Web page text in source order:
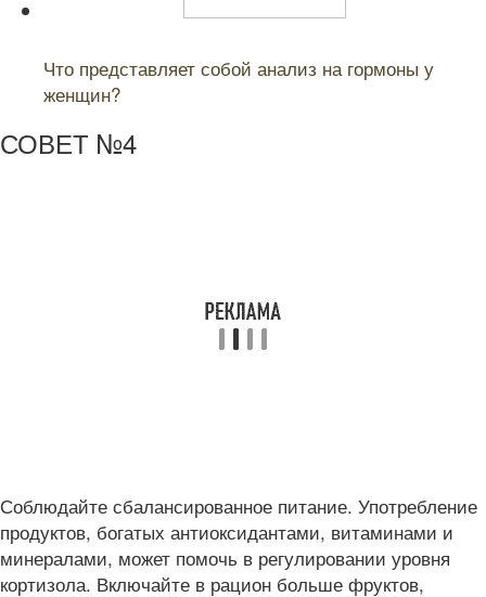
Что представляет собой анализ на гормоны у
женщин?
СОВЕТ №4
Соблюдайте сбалансированное питание. Употребление
продуктов, богатых антиоксидантами, витаминами и
минералами, может помочь в регулировании уровня
кортизола. Включайте в рацион больше фруктов,